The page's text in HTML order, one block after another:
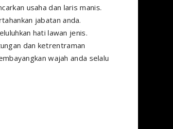
usaha dan laris manis.
jabatan anda.
hati lawan jenis.
dan ketrentraman
wajah anda selalu